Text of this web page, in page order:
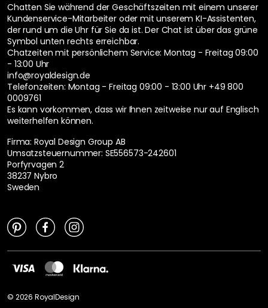
Chatten Sie während der Geschäftszeiten mit einem unserer
Kundenservice-Mitarbeiter oder mit unserem KI-Assistenten,
der rund um die Uhr für Sie da ist. Der Chat ist über das grüne
Symbol unten rechts erreichbar.
Chatzeiten mit persönlichem Service: Montag - Freitag 09:00
- 13:00 Uhr
info@royaldesign.de
Telefonzeiten: Montag - Freitag 09:00 - 13:00 Uhr +49 800
0009761
Es kann vorkommen, dass wir Ihnen zeitweise nur auf Englisch
weiterhelfen können.
Firma: Royal Design Group AB
Umsatzsteuernummer: SE556573-242601
Porfyrvagen 2
38237 Nybro
Sweden
© 2026 RoyalDesign